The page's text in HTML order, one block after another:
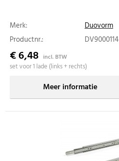
Merk:
Duovorm
Productnr.:
DV9000114
€ 6,48 incl. BTW
set voor 1 lade (links + rechts)
Meer informatie